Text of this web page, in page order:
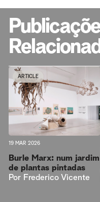
ARTICLE
19 MAR 2026
Burle Marx: num jardim
de plantas pintadas
Por Frederico Vicente